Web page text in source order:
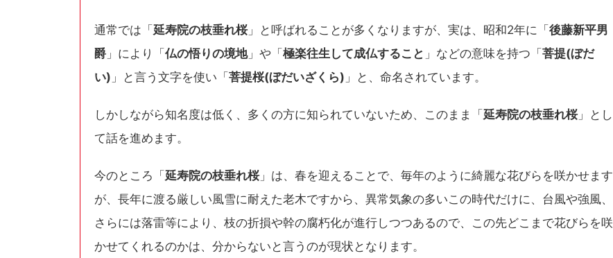
通常では「 延寿院の枝垂れ桜」と呼ばれることが多くなりますが、実は、昭和2年に「 後藤新平男
爵 」により「 仏の悟りの境地」や「 極楽往生して成仏すること 」などの意味を持つ「 菩提(ぼだ
い) 」と言う文字を使い「 菩提桜(ぼだいざくら) 」と、命名されています。
しかしながら知名度は低く、多くの方に知られていないため、このまま「 延寿院の枝垂れ桜」とし
て話を進めます。
今のところ「 延寿院の枝垂れ桜」は、春を迎えることで、毎年のように綺麗な花びらを咲かせます
が、長年に渡る厳しい風雪に耐えた老木ですから、異常気象の多いこの時代だけに、台風や強風、
さらには落雷等により、枝の折損や幹の腐朽化が進行しつつあるので、この先どこまで花びらを咲
かせてくれるのかは、分からないと言うのが現状となります。